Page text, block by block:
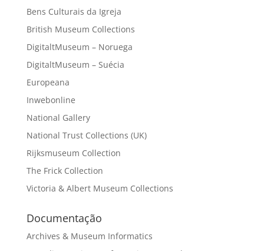
Bens Culturais da Igreja
British Museum Collections
DigitaltMuseum – Noruega
DigitaltMuseum – Suécia
Europeana
Inwebonline
National Gallery
National Trust Collections (UK)
Rijksmuseum Collection
The Frick Collection
Victoria & Albert Museum Collections
Documentação
Archives & Museum Informatics